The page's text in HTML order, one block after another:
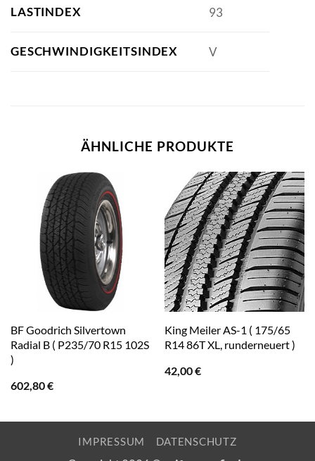
LASTINDEX 93
GESCHWINDIGKEITSINDEX V
ÄHNLICHE PRODUKTE
BF Goodrich Silvertown
Radial B ( P235/70 R15 102S
)
602,80€
King Meiler AS-1 ( 175/65
R14 86T XL, runderneuert )
42,00€
IMPRESSUM DATENSCHUTZ